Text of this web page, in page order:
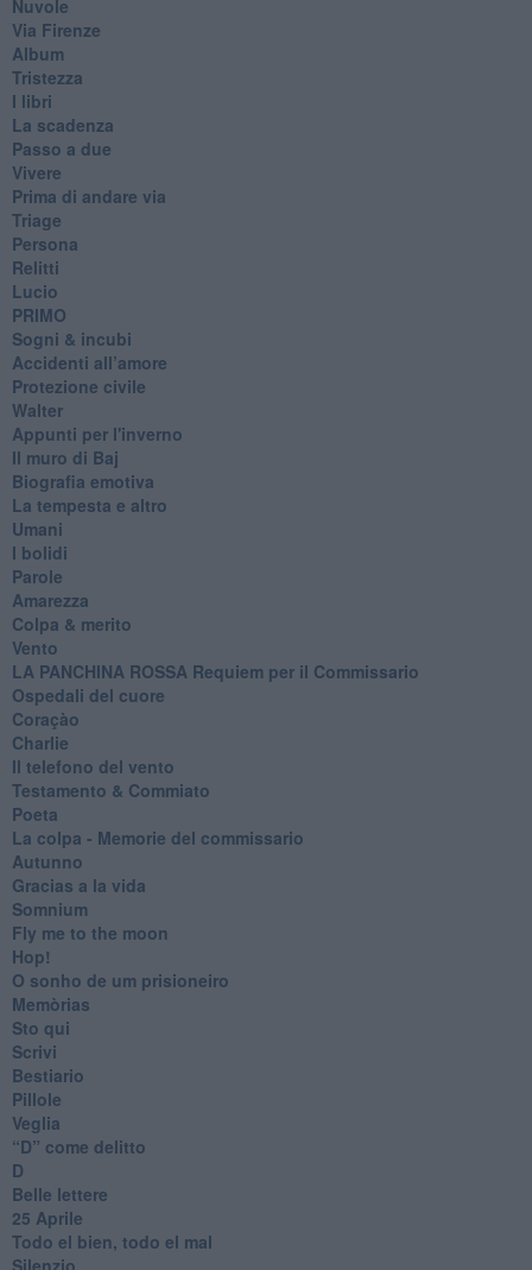
Nuvole
Via Firenze
Album
Tristezza
I libri
La scadenza
Passo a due
Vivere
Prima di andare via
Triage
Persona
Relitti
Lucio
PRIMO
Sogni & incubi
Accidenti all’amore
Protezione civile
Walter
Appunti per l'inverno
Il muro di Baj
Biografia emotiva
La tempesta e altro
Umani
I bolidi
Parole
Amarezza
Colpa & merito
Vento
​LA PANCHINA ROSSA Requiem per il Commissario
Ospedali del cuore
Coraçào
Charlie
Il telefono del vento
Testamento & Commiato
Poeta
​La colpa - Memorie del commissario
Autunno
Gracias a la vida
Somnium
Fly me to the moon
Hop!
O sonho de um prisioneiro
Memòrias
Sto qui
Scrivi
Bestiario
Pillole
Veglia
​“D” come delitto
D
Belle lettere
25 Aprile
Todo el bien, todo el mal
Silenzio